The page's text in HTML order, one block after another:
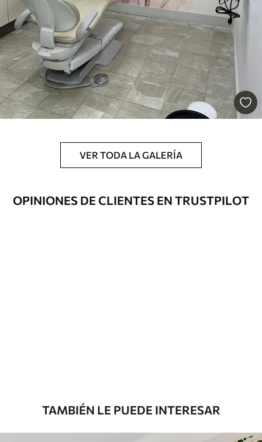
Premium
43.33 26.00$/m²
Vinilo Premium
48.3329.00$/m²
VER TODA LA GALERÍA
OPINIONES DE CLIENTES EN TRUSTPILOT
TAMBIÉN LE PUEDE INTERESAR